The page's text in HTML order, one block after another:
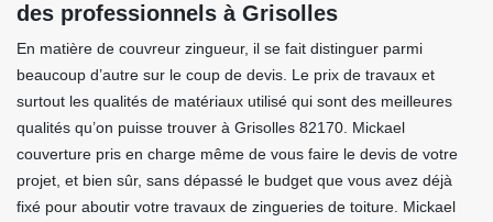
des professionnels à Grisolles
En matière de couvreur zingueur, il se fait distinguer parmi
beaucoup d’autre sur le coup de devis. Le prix de travaux et
surtout les qualités de matériaux utilisé qui sont des meilleures
qualités qu’on puisse trouver à Grisolles 82170. Mickael
couverture pris en charge même de vous faire le devis de votre
projet, et bien sûr, sans dépassé le budget que vous avez déjà
fixé pour aboutir votre travaux de zingueries de toiture. Mickael